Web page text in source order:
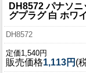
DH8572 パナソ
グプラグ 白 ホワ
DH8572
定価1,540円
販売価格1,113円 (